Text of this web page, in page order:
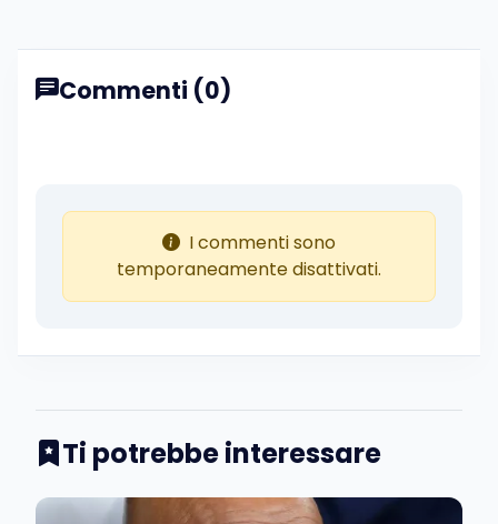
Commenti (0)
I commenti sono
temporaneamente disattivati.
Ti potrebbe interessare